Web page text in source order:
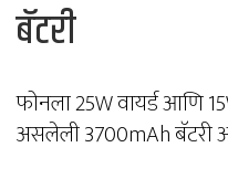
बॅटरी
फोनला 25W वायर्ड आणि
असलेली 3700mAh बॅटरी